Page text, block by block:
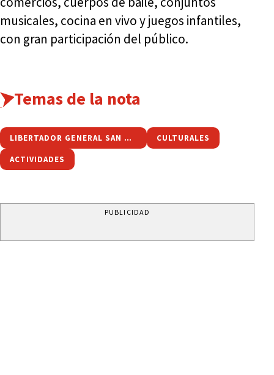
musicales, cocina en vivo y juegos infantiles,
con gran participación del público.
Temas de la nota
LIBERTADOR GENERAL SAN MARTÍN CULTURALES
ACTIVIDADES
PUBLICIDAD